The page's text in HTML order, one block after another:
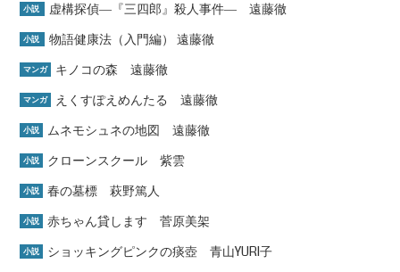
小説 虚構探偵―『三四郎』殺人事件― 遠藤徹
小説 物語健康法（入門編） 遠藤徹
マンガ キノコの森 遠藤徹
マンガ えくすぽえめんたる 遠藤徹
小説 ムネモシュネの地図 遠藤徹
小説 クローンスクール 紫雲
小説 春の墓標 萩野篤人
小説 赤ちゃん貸します 菅原美架
小説 ショッキングピンクの痰壺 青山YURI子